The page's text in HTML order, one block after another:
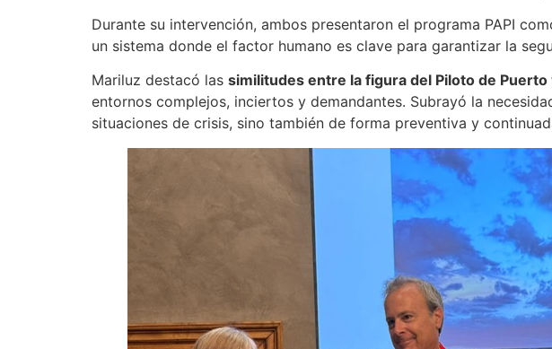
Durante su intervención, ambos presentaron el programa PAPI
un sistema donde el factor humano es clave para garantizar la
Mariluz destacó las similitudes entre la figura del Piloto de Puerto
entornos complejos, inciertos y demandantes. Subrayó la
situaciones de crisis, sino también de forma preventiva y